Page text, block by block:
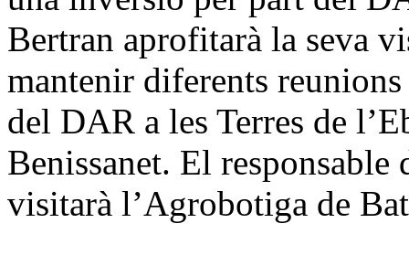
Bertran aprofitarà la seva
mantenir diferents
del DAR a les Terres de
Benissanet. El
visitarà l’Agrobotiga de